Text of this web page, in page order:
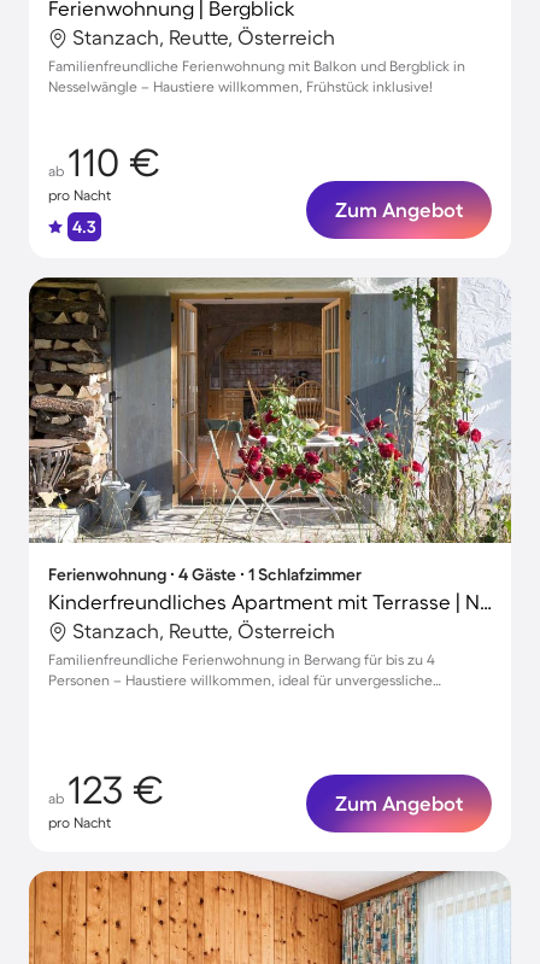
Ferienwohnung | Bergblick
Stanzach, Reutte, Österreich
Familienfreundliche Ferienwohnung mit Balkon und Bergblick in
Nesselwängle – Haustiere willkommen, Frühstück inklusive!
ab 110 €
pro Nacht
4.3
Zum Angebot
Ferienwohnung ∙ 4 Gäste ∙ 1 Schlafzimmer
Kinderfreundliches Apartment mit Terrasse | Nah am Skifahren | Haustiere erlaubt
Stanzach, Reutte, Österreich
Familienfreundliche Ferienwohnung in Berwang für bis zu 4
Personen – Haustiere willkommen, ideal für unvergessliche
ab 123 €
pro Nacht
Zum Angebot